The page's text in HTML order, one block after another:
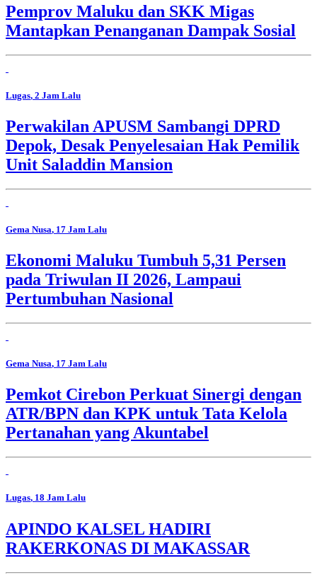
Pemprov Maluku dan SKK Migas
Mantapkan Penanganan Dampak Sosial
Lugas, 2 Jam Lalu
Perwakilan APUSM Sambangi DPRD
Depok, Desak Penyelesaian Hak Pemilik
Unit Saladdin Mansion
Gema Nusa, 17 Jam Lalu
Ekonomi Maluku Tumbuh 5,31 Persen
pada Triwulan II 2026, Lampaui
Pertumbuhan Nasional
Gema Nusa, 17 Jam Lalu
Pemkot Cirebon Perkuat Sinergi dengan
ATR/BPN dan KPK untuk Tata Kelola
Pertanahan yang Akuntabel
Lugas, 18 Jam Lalu
APINDO KALSEL HADIRI
RAKERKONAS DI MAKASSAR